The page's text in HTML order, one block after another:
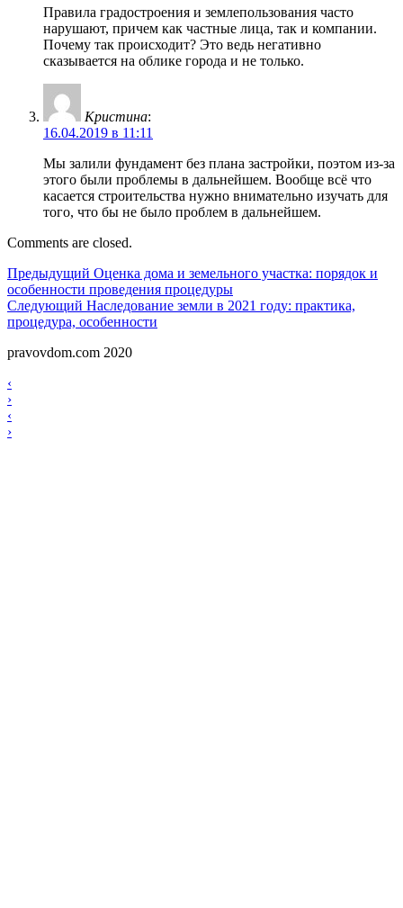
Правила градостроения и землепользования часто
нарушают, причем как частные лица, так и компании.
Почему так происходит? Это ведь негативно
сказывается на облике города и не только.
Кристина:
16.04.2019 в 11:11
Мы залили фундамент без плана застройки, поэтом из-за
этого были проблемы в дальнейшем. Вообще всё что
касается строительства нужно внимательно изучать для
того, что бы не было проблем в дальнейшем.
Comments are closed.
Навигация
по
записям
Предыдущий Предыдущий
Оценка дома и земельного участка: порядок и
особенности проведения процедуры
Следующий Следующий
Наследование земли в 2021 году: практика,
процедура, особенности
pravovdom.com 2020
Scroll
Up
Навигация
по
записям
‹
›
Навигация
по
‹
›